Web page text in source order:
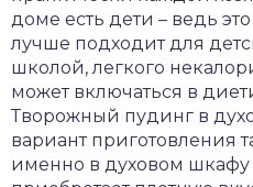
доме есть дети – ведь
лучше подходит для
школой, легкого
может включаться в
Творожный пудинг в
вариант приготовления
именно в духовом шкафу